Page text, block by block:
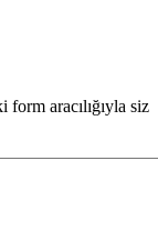
form aracılığıyla siz